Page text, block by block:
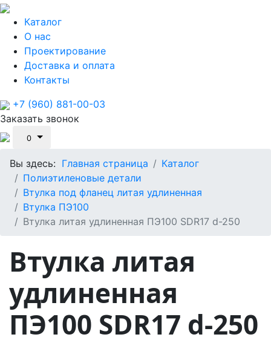
Каталог
О нас
Проектирование
Доставка и оплата
Контакты
+7 (960) 881-00-03
Заказать звонок
0
Вы здесь: Главная страница
Каталог
Полиэтиленовые детали
Втулка под фланец литая удлиненная
Втулка ПЭ100
Втулка литая удлиненная ПЭ100 SDR17 d-250
Втулка литая
удлиненная
ПЭ100 SDR17 d-250